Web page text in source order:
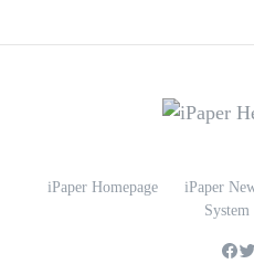
iPaper Homepage iPaper
System